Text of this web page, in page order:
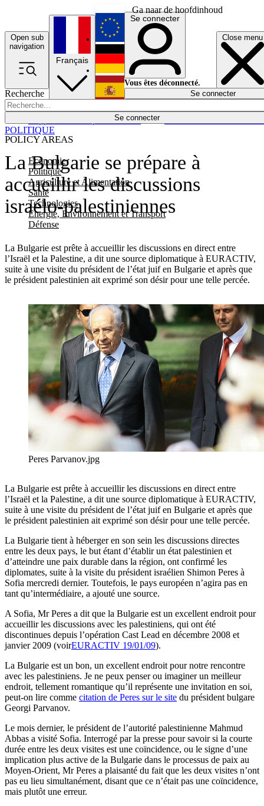
Ga naar de hoofdinhoud
Open sub
navigation
Close menu
Recherche
Se connecter
POLICY AREAS
Economie
Politique
Agriculture et Alimentation
Santé
Technologies
Energie, Environnement et Transport
Défense
Économie
Français
English
Deutsch
Español
Se connecter
Vous êtes déconnecté.
Se connecter
La Bulgarie se prépare à
accueillir les discussions
israélo-palestiniennes
La Bulgarie est prête à accueillir les discussions en direct entre
l’Israël et la Palestine, a dit une source diplomatique à EURACTIV,
suite à une visite du président de l’état juif en Bulgarie et après que
le président palestinien ait exprimé son désir pour une telle percée.
POLITIQUE
Peres Parvanov.jpg
La Bulgarie est prête à accueillir les discussions en direct entre
l’Israël et la Palestine, a dit une source diplomatique à EURACTIV,
suite à une visite du président de l’état juif en Bulgarie et après que
le président palestinien ait exprimé son désir pour une telle percée.
La Bulgarie tient à héberger en son sein les discussions directes
entre les deux pays, le but étant d’établir un état palestinien et
d’atteindre une paix durable dans la région, ont confirmé les
diplomates, suite à la visite du président israélien Shimon Peres à
Sofia mercredi dernier. Toutefois, le pays européen n’agira pas en
tant qu’intermédiaire, a ajouté une source.
A Sofia, Mr Peres a dit que la Bulgarie est un excellent endroit pour
accueillir les discussions avec les palestiniens, qui ont été
discontinues depuis l’opération Cast Lead en décembre 2008 et
janvier 2009 (voirEURACTIV 19/01/09).
La Bulgarie est un bon, un excellent endroit pour notre rencontre
avec les palestiniens. Je ne peux penser ou imaginer un meilleur
endroit, tellement romantique qu’il représente une invitation en soi,
peut-on lire comme citation de Peres sur le site du président bulgare
Georgi Parvanov.
Le mois dernier, le président de l’autorité palestinienne Mahmud
Abbas a visité Sofia. Interrogé par la presse pour savoir si la courte
durée entre les deux visites est une coïncidence, ou le signe d’une
implication plus active de la Bulgarie dans le processus de paix au
Moyen-Orient, Mr Peres a plaisanté du fait que les deux visites n’ont
pas eu lieu simultanément, disant que ce n’était pas une coïncidence,
mais plutôt une erreur.